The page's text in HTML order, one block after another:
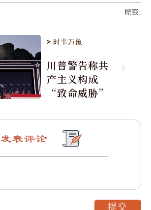
標籤:
> 时事万象
川普警告称共
产主义构成
“致命威胁”
发表评论
提交